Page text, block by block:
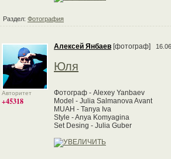
Раздел: Фотография
Авторитет
+45318
Алексей Янбаев [фотограф]
Юля
Фотограф - Alexey Yanbaev
Model - Julia Salmanova Avant
MUAH - Tanya Iva
Style - Anya Komyagina
Set Desing - Julia Guber